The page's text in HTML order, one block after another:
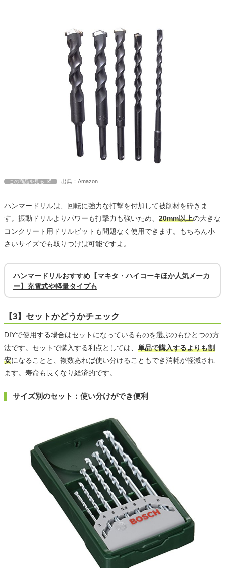
この商品を見る 出典：Amazon
ハンマードリルは、回転に強力な打撃を付加して被削材を砕きま
す。振動ドリルよりパワーも打撃力も強いため、 20mm以上の大きな
コンクリート用ドリルビットも問題なく使用できます。もちろん小
さいサイズでも取りつけは可能ですよ。
ハンマードリルおすすめ【マキタ・ハイコーキほか人気メーカ
ー】充電式や軽量タイプも
【3】セットかどうかチェック
DIYで使用する場合はセットになっているものを選ぶのもひとつの方
法です。セットで購入する利点としては、 単品で購入するよりも割
安になることと、複数あれば使い分けることもでき消耗が軽減され
ます。寿命も長くなり経済的です。
サイズ別のセット：使い分けができ便利